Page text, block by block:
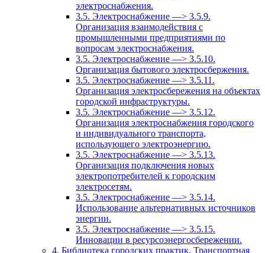
электроснабжения.
3.5. Электроснабжение —> 3.5.9.
Организация взаимодействия с
промышленными предприятиями по
вопросам электроснабжения.
3.5. Электроснабжение —> 3.5.10.
Организация бытового электросбержения.
3.5. Электроснабжение —> 3.5.11.
Организация электросбережения на объектах
городской инфраструктуры.
3.5. Электроснабжение —> 3.5.12.
Организация электроснабжения городского
и индивидуального транспорта,
использующего электроэнергию.
3.5. Электроснабжение —> 3.5.13.
Организация подключения новых
электропотребителей к городским
электросетям.
3.5. Электроснабжение —> 3.5.14.
Использование альтернативных источников
энергии.
3.5. Электроснабжение —> 3.5.15.
Инновации в ресурсоэнергосбережении.
4. Библиотека городских практик. Транспортная